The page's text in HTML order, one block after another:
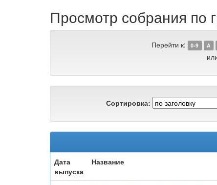
Просмотр собрания по
Перейти к: 0-9 A
Сортировка:
Дата
выпуска
Название